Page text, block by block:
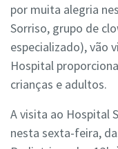
por muita alegria
Sorriso, grupo de
especializado), vão
Hospital
crianças e adultos.
A visita ao Hospital
nesta sexta-feira,